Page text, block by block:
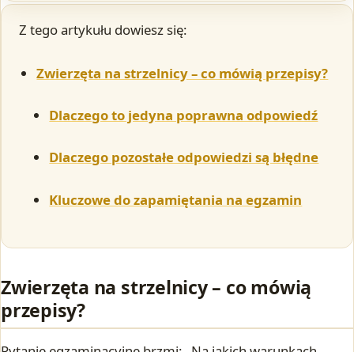
Z tego artykułu dowiesz się:
Zwierzęta na strzelnicy – co mówią przepisy?
Dlaczego to jedyna poprawna odpowiedź
Dlaczego pozostałe odpowiedzi są błędne
Kluczowe do zapamiętania na egzamin
Zwierzęta na strzelnicy – co mówią
przepisy?